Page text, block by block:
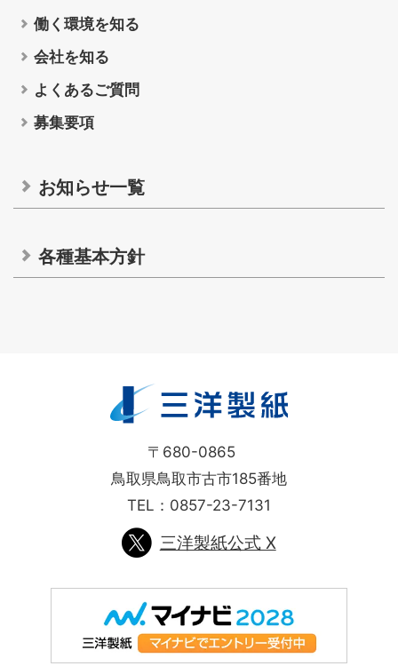
ホーム
お知らせ一覧
各種情報の基本方針
働く環境を知る
会社を知る
よくあるご質問
募集要項
お知らせ一覧
各種基本方針
〒680-0865
鳥取県鳥取市古市185番地
TEL： 0857-23-7131
三洋製紙公式 X